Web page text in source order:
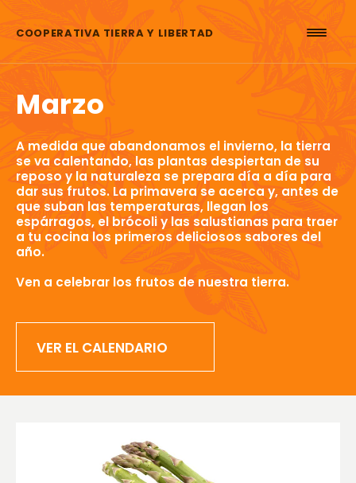
COOPERATIVA TIERRA Y LIBERTAD
Marzo
A medida que abandonamos el invierno, la tierra
se va calentando, las plantas despiertan de su
reposo y la naturaleza se prepara día a día para
dar sus frutos. La primavera se acerca y, antes de
que suban las temperaturas, llegan los
espárragos, el brócoli y las salustianas para traer
a tu cocina los primeros deliciosos sabores del
año.
Ven a celebrar los frutos de nuestra tierra.
VER EL CALENDARIO